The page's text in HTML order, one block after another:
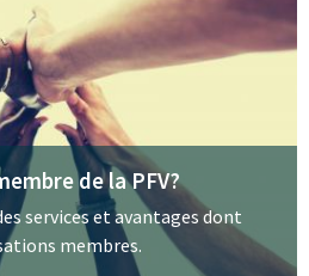
de la PFV?
services et avantages dont
membres.